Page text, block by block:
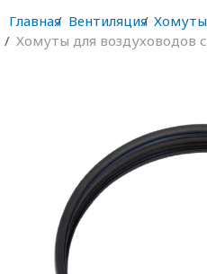
Главная Вентиляция Хомуты
Хомуты для воздуховодов